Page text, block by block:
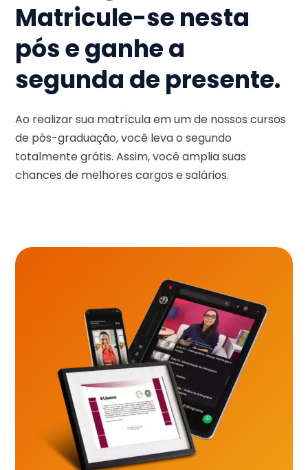
Matricule-se nesta
pós e ganhe a
segunda de presente.
Ao realizar sua matrícula em um de nossos cursos
de pós-graduação, você leva o segundo
totalmente grátis. Assim, você amplia suas
chances de melhores cargos e salários.